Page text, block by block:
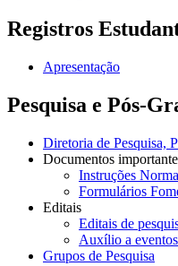
Registros
Apresentação
Pesquisa e Pós-
Diretoria de Pesquisa,
Documentos
Instruções
Formulários
Editais
Editais de
Auxílio a eventos
Grupos de Pesquisa